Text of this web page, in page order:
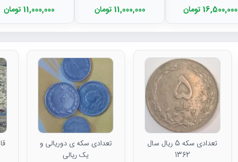
16,500,000 تومان 11,000,000 تومان 11,000,000 تومان
تعدادی سکه 5 ریال سال
1362
تعدادی سکه ی دوریالی و
یک ریالی